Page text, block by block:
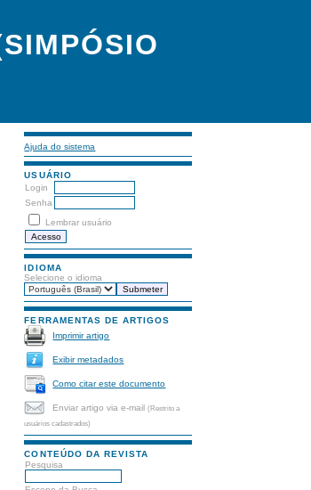
Ajuda do sistema
USUÁRIO
Login
Senha
Lembrar usuário
IDIOMA
Selecione o idioma
FERRAMENTAS DE ARTIGOS
Imprimir artigo
Exibir metadados
Como citar este documento
Enviar artigo via e-mail(Restrito a
usuários cadastrados)
CONTEÚDO DA REVISTA
Pesquisa